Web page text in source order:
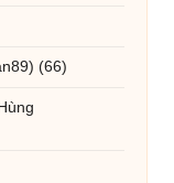
(66)